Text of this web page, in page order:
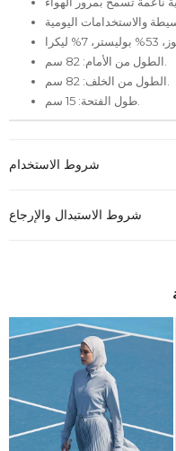
شروط الاستخدام
شروط الاستبدال والإرجاع